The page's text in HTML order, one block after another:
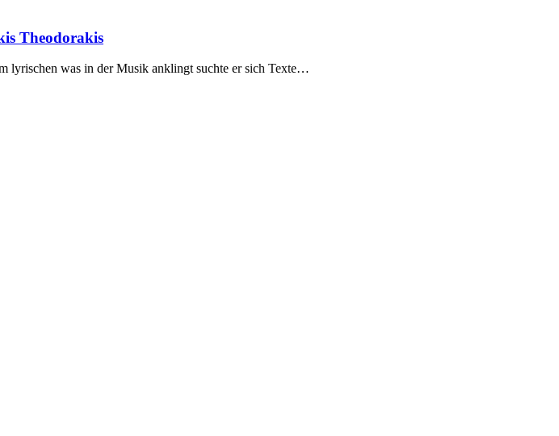
Theodorakis
lyrischen was in der Musik anklingt suchte er sich Texte…